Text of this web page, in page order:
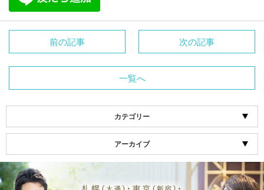
前の記事 次の記事
一覧へ
カテゴリー
アーカイブ